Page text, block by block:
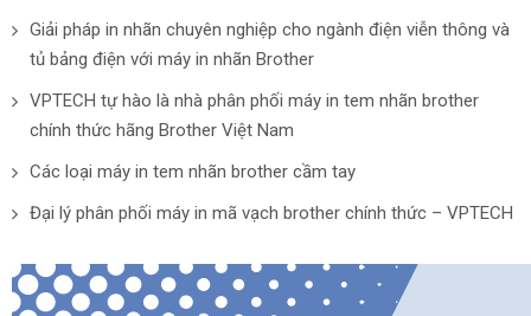
Giải pháp in nhãn chuyên nghiệp cho ngành điện viễn thông và
tủ bảng điện với máy in nhãn Brother
VPTECH tự hào là nhà phân phối máy in tem nhãn brother
chính thức hãng Brother Việt Nam
Các loại máy in tem nhãn brother cầm tay
Đại lý phân phối máy in mã vạch brother chính thức – VPTECH